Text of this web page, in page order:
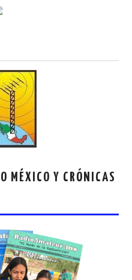
MÉXICO Y CRÓNICAS